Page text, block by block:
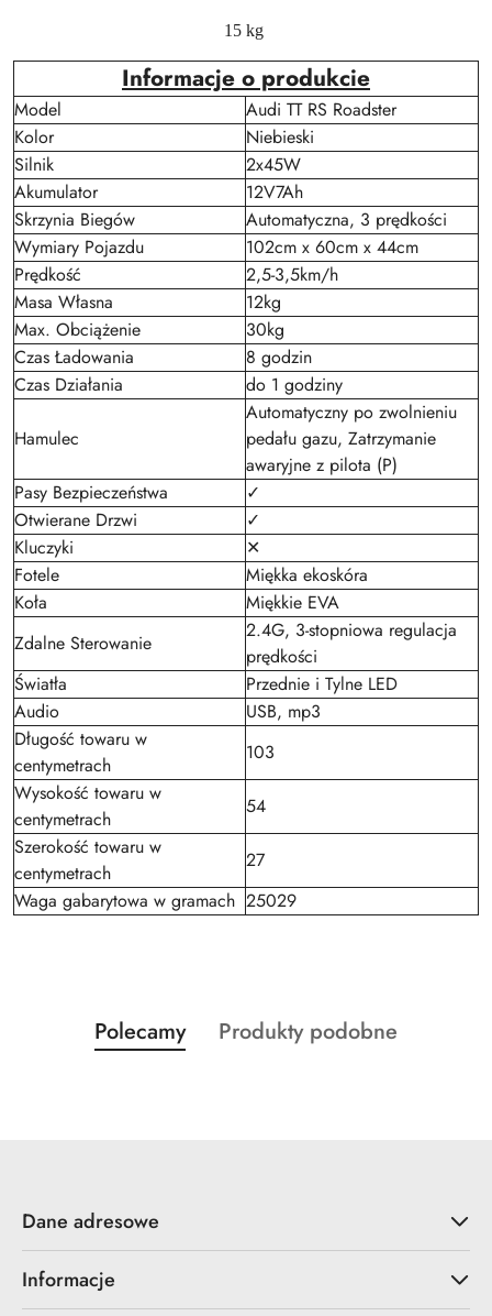
15 kg
Informacje o produkcie
Model
Audi TT RS Roadster
Kolor
Niebieski
Silnik
2x45W
Akumulator
12V7Ah
Skrzynia Biegów
Automatyczna, 3 prędkości
Wymiary Pojazdu
102cm x 60cm x 44cm
Prędkość
2,5-3,5km/h
Masa Własna
12kg
Max. Obciążenie
30kg
Czas Ładowania
8 godzin
Czas Działania
do 1 godziny
Hamulec
Automatyczny po zwolnieniu
pedału gazu, Zatrzymanie
awaryjne z pilota (P)
Pasy Bezpieczeństwa
✓
Otwierane Drzwi
✓
Kluczyki
✕
Fotele
Miękka ekoskóra
Koła
Miękkie EVA
Zdalne Sterowanie
2.4G, 3-stopniowa regulacja
prędkości
Światła
Przednie i Tylne LED
Audio
USB, mp3
Długość towaru w
centymetrach
103
Wysokość towaru w
centymetrach
54
Szerokość towaru w
centymetrach
27
Waga gabarytowa w gramach 25029
Pomiń karuzelę produktów
Produkty
o
Polecamy
Produkty
Produkty podobne
Dane adresowe
Informacje